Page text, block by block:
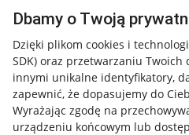
Dbamy o Twoją
Dzięki plikom cookies i
SDK) oraz przetwarzaniu Twoich
innymi unikalne identyfikatory,
zapewnić, że dopasujemy do
Wyrażając zgodę na
urządzeniu końcowym lub